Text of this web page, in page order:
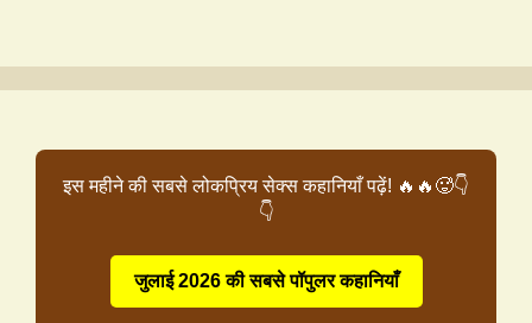
इस महीने की सबसे लोकप्रिय सेक्स कहानियाँ पढ़ें! 🔥🔥🥵👇
👇
जुलाई 2026 की सबसे पॉपुलर कहानियाँ